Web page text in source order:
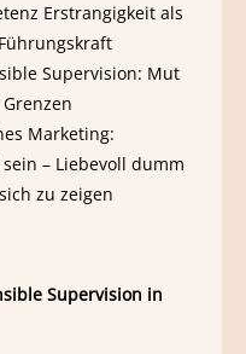
Erstrangigkeit als
Supervision: Mut
Marketing:
– Liebevoll dumm
zu zeigen
Supervision in